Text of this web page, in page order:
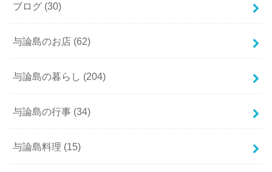
ブログ (30)
与論島のお店 (62)
与論島の暮らし (204)
与論島の行事 (34)
与論島料理 (15)